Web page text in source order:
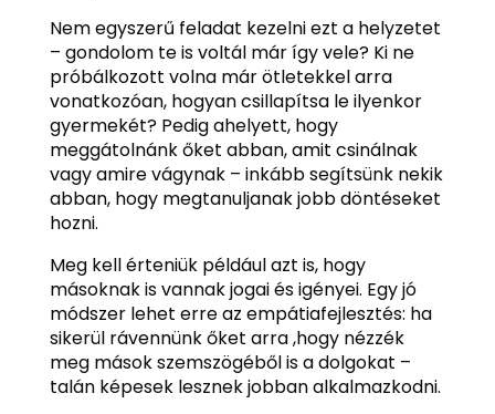
Nem egyszerű feladat kezelni ezt a helyzetet
– gondolom te is voltál már így vele? Ki ne
próbálkozott volna már ötletekkel arra
vonatkozóan, hogyan csillapítsa le ilyenkor
gyermekét? Pedig ahelyett, hogy
meggátolnánk őket abban, amit csinálnak
vagy amire vágynak – inkább segítsünk nekik
abban, hogy megtanuljanak jobb döntéseket
hozni.
Meg kell érteniük például azt is, hogy
másoknak is vannak jogai és igényei. Egy jó
módszer lehet erre az empátiafejlesztés: ha
sikerül rávennünk őket arra ,hogy nézzék
meg mások szemszögéből is a dolgokat –
talán képesek lesznek jobban alkalmazkodni.